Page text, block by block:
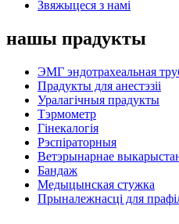
Звяжыцеся з намі
нашы прадукты
ЭМГ эндотрахеальная
Прадукты для анестэзіі
Уралагічныя прадукты
Тэрмометр
Гінекалогія
Рэспіраторныя
Ветэрынарнае
Бандаж
Медыцынская стужка
Прыналежнасці для